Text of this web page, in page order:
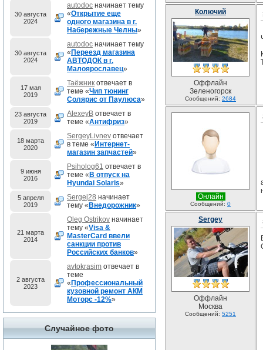
30 августа
2024
autodoc начинает тему
«Открытие еще
одного магазина в г.
Набережные Челны»
30 августа
2024
autodoc начинает тему
« Переезд магазина
АВТОДОК в г.
Малоярославец»
17 мая
2019
Таёжник отвечает в
теме «Чип тюнинг
Солярис от Паулюса»
23 августа
2019
AlexeyB отвечает в
теме «Антифриз»
18 марта
2020
SergeyLivnev отвечает
в теме « Интернет-
магазин запчастей»
9 июня
2016
Psiholog61 отвечает в
теме « В отпуск на
Hyundai Solaris»
5 апреля
2019
Sergej28 начинает
тему « Внедорожник»
21 марта
2014
Oleg Ostrikov начинает
тему «Visa &
MasterCard ввели
санкции против
Российских банков»
2 августа
2023
avtokrasim отвечает в
теме
« Профессиональный
кузовной ремонт АКМ
Моторс -12%»
Случайное фото
Колючий
Оффлайн
Зеленогорск
Сообщений: 2684
Онлайн
Сообщений: 0
Sergey
Оффлайн
Москва
Сообщений: 5251